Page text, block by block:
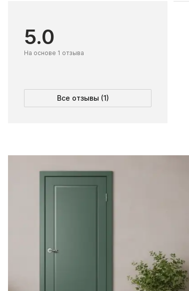
5.0
На основе 1 отзыва
Все отзывы (1)